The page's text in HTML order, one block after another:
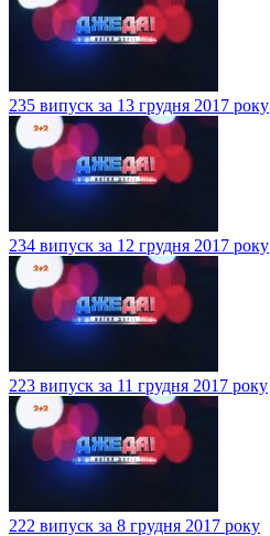
235 випуск за 13 грудня 2017 року
234 випуск за 12 грудня 2017 року
223 випуск за 11 грудня 2017 року
222 випуск за 8 грудня 2017 року